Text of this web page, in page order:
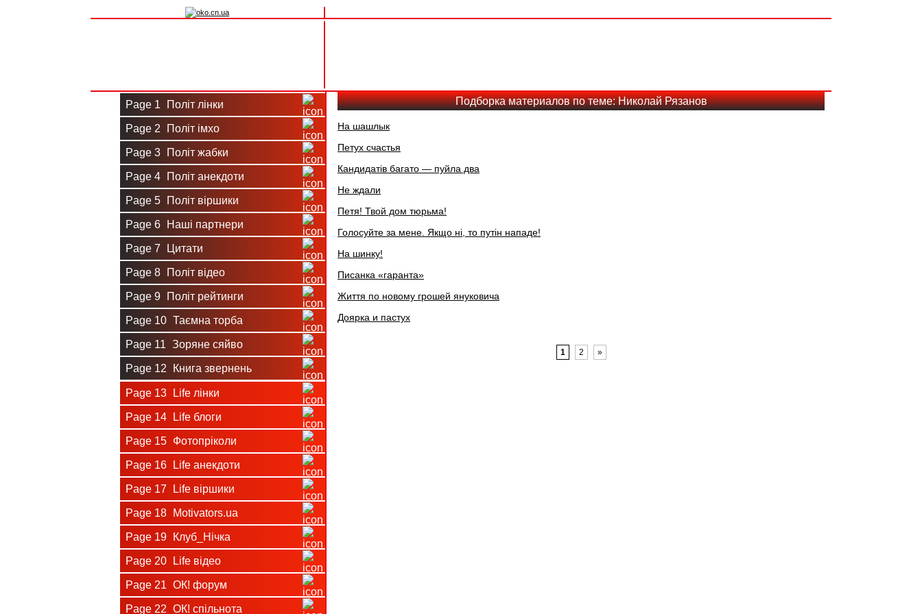
Page 1 Політ лінки
Page 2 Політ імхо
Page 3 Політ жабки
Page 4 Політ анекдоти
Page 5 Політ віршики
Page 6 Наші партнери
Page 7 Цитати
Page 8 Політ відео
Page 9 Політ рейтинги
Page 10 Таємна торба
Page 11 Зоряне сяйво
Page 12 Книга звернень
Page 13 Life лінки
Page 14 Life блоги
Page 15 Фотопріколи
Page 16 Life анекдоти
Page 17 Life віршики
Page 18 Motivators.ua
Page 19 Клуб_Нічка
Page 20 Life відео
Page 21 ОК! форум
Page 22 ОК! спільнота
Подборка материалов по теме: Николай Рязанов
На шашлык
Петух счастья
Кандидатів багато — пуйла два
Не ждали
Петя! Твой дом тюрьма!
Голосуйте за мене. Якщо ні, то путін нападе!
На шинку!
Пиcанка «гаранта»
Життя по новому грошей януковича
Доярка и пастух
1 2 »